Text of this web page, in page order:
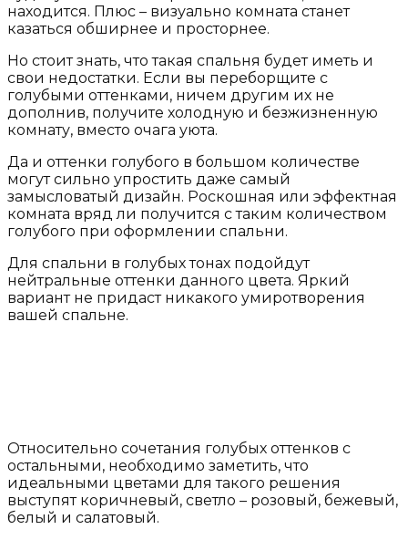
находится. Плюс – визуально комната станет
казаться обширнее и просторнее.
Но стоит знать, что такая спальня будет иметь и
свои недостатки. Если вы переборщите с
голубыми оттенками, ничем другим их не
дополнив, получите холодную и безжизненную
комнату, вместо очага уюта.
Да и оттенки голубого в большом количестве
могут сильно упростить даже самый
замысловатый дизайн. Роскошная или эффектная
комната вряд ли получится с таким количеством
голубого при оформлении спальни.
Для спальни в голубых тонах подойдут
нейтральные оттенки данного цвета. Яркий
вариант не придаст никакого умиротворения
вашей спальне.
Относительно сочетания голубых оттенков с
остальными, необходимо заметить, что
идеальными цветами для такого решения
выступят коричневый, светло – розовый, бежевый,
белый и салатовый.